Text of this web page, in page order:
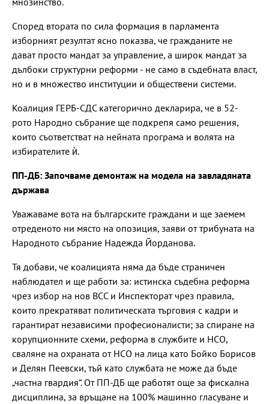
Според втората по сила формация в парламента
изборният резултат ясно показва, че гражданите не
дават просто мандат за управление, а широк мандат за
дълбоки структурни реформи - не само в съдебната власт,
но и в множество институции и обществени системи.
Коалиция ГЕРБ-СДС категорично декларира, че в 52-
рото Народно събрание ще подкрепя само решения,
които съответстват на нейната програма и волята на
избирателите ѝ.
ПП-ДБ: Започваме демонтаж на модела на завладяната
държава
Уважаваме вота на българските граждани и ще заемем
отреденото ни място на опозиция, заяви от трибуната на
Народното събрание Надежда Йорданова.
Тя добави, че коалицията няма да бъде страничен
наблюдател и ще работи за: истинска съдебна реформа
чрез избор на нов ВСС и Инспекторат чрез правила,
които прекратяват политическата търговия с кадри и
гарантират независими професионалисти; за спиране на
корупционните схеми, реформа в службите и НСО,
сваляне на охраната от НСО на лица като Бойко Борисов
и Делян Пеевски, тъй като службата не може да бъде
„частна гвардия“. От ПП-ДБ ще работят още за фискална
дисциплина, за връщане на 100% машинно гласуване и